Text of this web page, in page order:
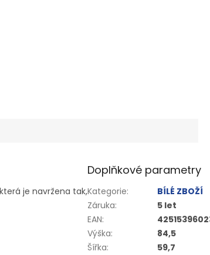
která je navržena tak,
Doplňkové parametry
Kategorie:
BÍLÉ ZBOŽÍ
Záruka:
5 let
EAN:
Výška:
84,5
Šířka:
59,7